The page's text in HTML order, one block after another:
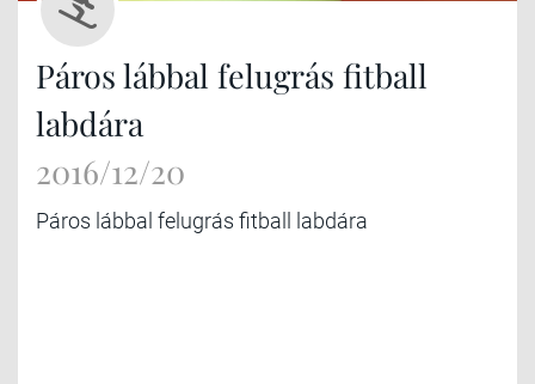
Páros lábbal felugrás fitball
labdára
2016/12/20
Páros lábbal felugrás fitball labdára